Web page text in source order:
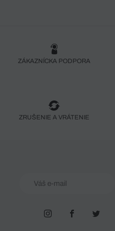
ZÁKAZNÍCKA PODPORA
ZRUŠENIE A VRÁTENIE